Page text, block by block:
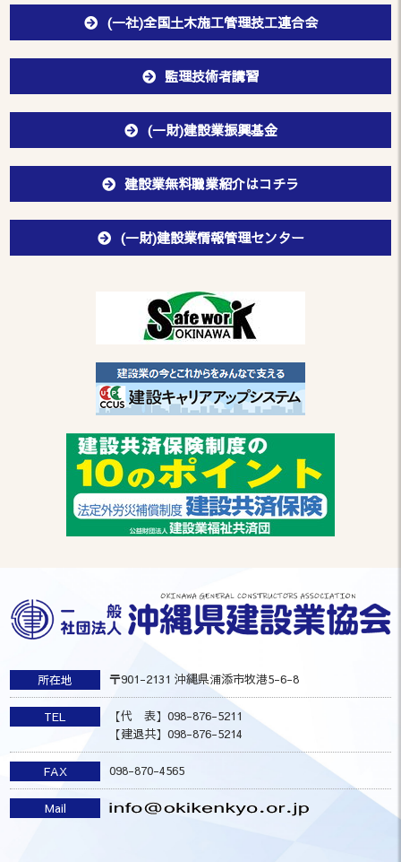
(一社)全国土木施工管理技工連合会
監理技術者講習
(一財)建設業振興基金
建設業無料職業紹介はコチラ
(一財)建設業情報管理センター
所在地 〒901-2131 沖縄県浦添市牧港5-6-8
TEL
【代 表】098-876-5211
【建退共】098-876-5214
FAX 098-870-4565
Mail